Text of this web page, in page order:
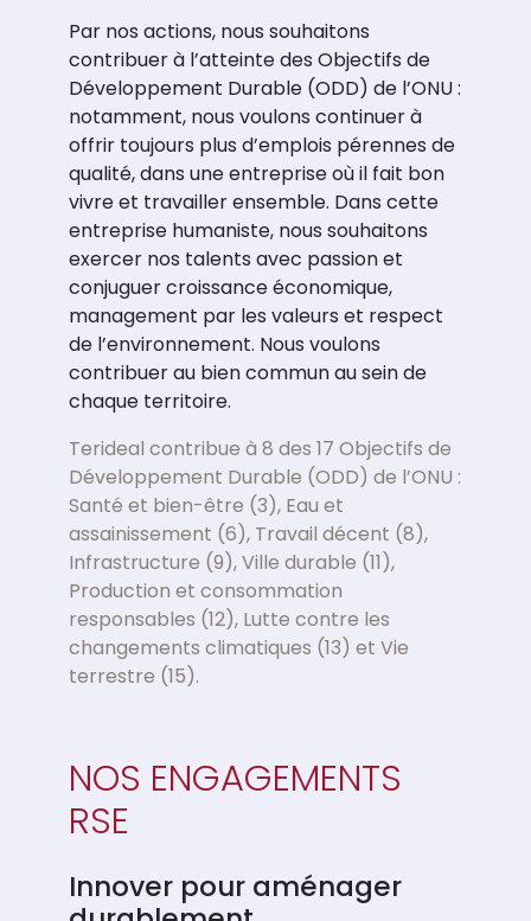
Par nos actions, nous souhaitons
contribuer à l’atteinte des Objectifs de
Développement Durable (ODD) de l’ONU :
notamment, nous voulons continuer à
offrir toujours plus d’emplois pérennes de
qualité, dans une entreprise où il fait bon
vivre et travailler ensemble. Dans cette
entreprise humaniste, nous souhaitons
exercer nos talents avec passion et
conjuguer croissance économique,
management par les valeurs et respect
de l’environnement. Nous voulons
contribuer au bien commun au sein de
chaque territoire.
Terideal contribue à 8 des 17 Objectifs de
Développement Durable (ODD) de l’ONU :
Santé et bien-être (3), Eau et
assainissement (6), Travail décent (8),
Infrastructure (9), Ville durable (11),
Production et consommation
responsables (12), Lutte contre les
changements climatiques (13) et Vie
terrestre (15).
NOS ENGAGEMENTS
RSE
Innover pour aménager